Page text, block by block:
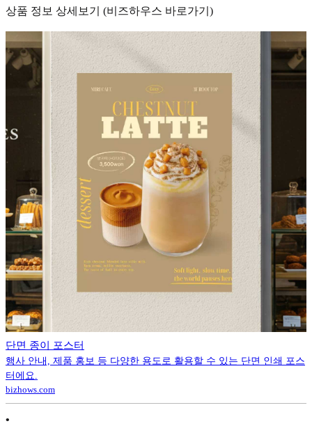
상품 정보 상세보기 (비즈하우스 바로가기)
단면 종이 포스터
행사 안내, 제품 홍보 등 다양한 용도로 활용할 수 있는 단면 인쇄 포스
터에요.
bizhows.com
•